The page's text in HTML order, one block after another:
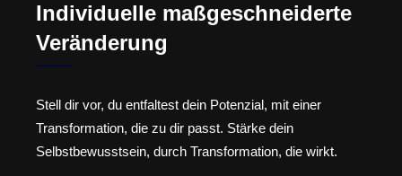
Individuelle maßgeschneiderte
Veränderung
Stell dir vor, du entfaltest dein Potenzial, mit einer
Transformation, die zu dir passt. Stärke dein
Selbstbewusstsein, durch Transformation, die wirkt.